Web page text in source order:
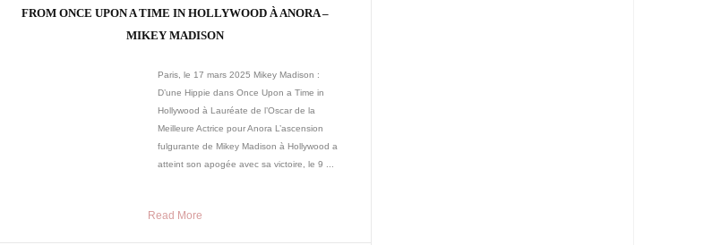
FROM ONCE UPON A TIME IN HOLLYWOOD À ANORA –
MIKEY MADISON
Paris, le 17 mars 2025 Mikey Madison :
D’une Hippie dans Once Upon a Time in
Hollywood à Lauréate de l’Oscar de la
Meilleure Actrice pour Anora L’ascension
fulgurante de Mikey Madison à Hollywood a
atteint son apogée avec sa victoire, le 9 ...
Read More